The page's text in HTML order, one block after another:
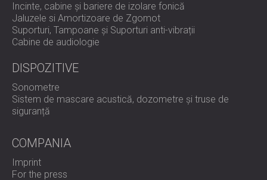
începători.
Construcție robustă: Construită cu o carcasă metalică
durabilă pentru a rezista mediilor industriale
solicitante.
de funcționare continuă pentru eficiență maximă pe
teren.
Înregistrare și raportare a datelor: Stocare de date
încorporată și software AnalyzerPlus pentru
raportare instantanee și documentație de
Aplicații flexibile: Potrivit pentru locuri de muncă,
divertisment.
Incinte, cabine și bariere de izolare fonică
Jaluzele si Amortizoare de Zgomot
Suporturi, Tampoane și Suporturi anti-vibrații
Cabine de audiologie
DISPOZITIVE
Sonometre
Sistem de mascare acustică, dozometre și truse de
siguranță
COMPANIA
Imprint
For the press